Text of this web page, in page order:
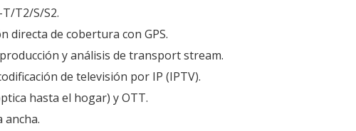
T2/S/S2.
directa de cobertura con GPS.
y análisis de transport stream.
de televisión por IP (IPTV).
hasta el hogar) y OTT.
ancha.